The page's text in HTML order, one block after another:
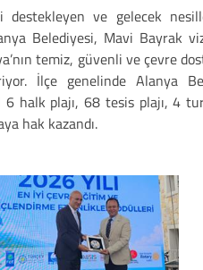
ve gelecek
Belediyesi, Mavi Bayrak
temiz, güvenli ve çevre
İlçe genelinde Alanya
6 halk plajı, 68 tesis plajı, 4
hak kazandı.